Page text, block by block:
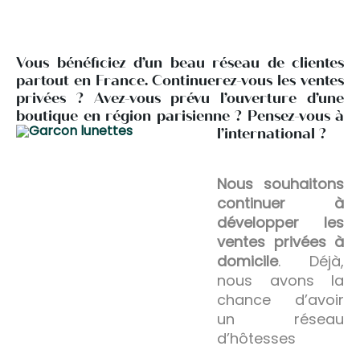
Vous bénéficiez d’un beau réseau de clientes
partout en France. Continuerez-vous les ventes
privées ? Avez-vous prévu l’ouverture d’une
boutique en région parisienne ? Pensez-vous à
l’international ?
Nous souhaitons
continuer à
développer les
ventes privées à
domicile. Déjà,
nous avons la
chance d’avoir
un réseau
d’hôtesses